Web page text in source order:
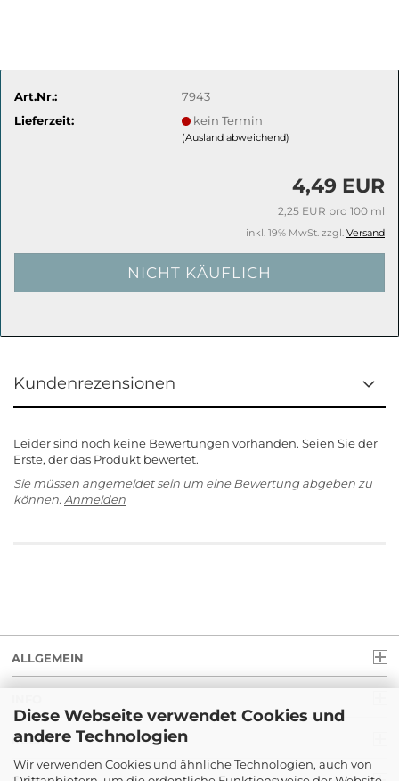
Diese Webseite verwendet Cookies und
andere Technologien
Wir verwenden Cookies und ähnliche Technologien, auch von
Art.Nr.:
7943
Lieferzeit:
kein Termin
(Ausland abweichend)
4,49 EUR
2,25 EUR pro 100 ml
inkl. 19% MwSt. zzgl. Versand
Kundenrezensionen
Leider sind noch keine Bewertungen vorhanden. Seien Sie der
Erste, der das Produkt bewertet.
Sie müssen angemeldet sein um eine Bewertung abgeben zu
können. Anmelden
ALLGEMEIN
RECHT